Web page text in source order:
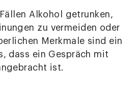
Alkohol getrunken,
zu vermeiden oder
Merkmale sind ein
dass ein Gespräch mit
ist.